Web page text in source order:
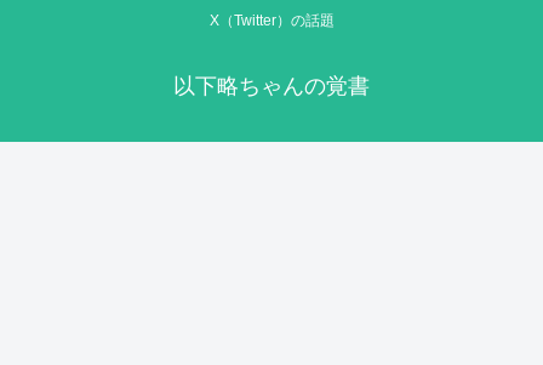
X（Twitter）の話題
以下略ちゃんの覚書